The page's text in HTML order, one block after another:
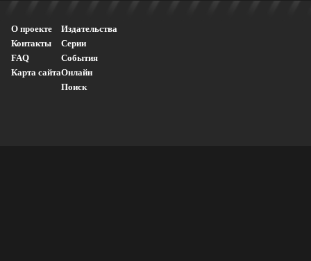
О проекте
Контакты
FAQ
Карта сайта
Издательства
Серии
События
Онлайн
Поиск